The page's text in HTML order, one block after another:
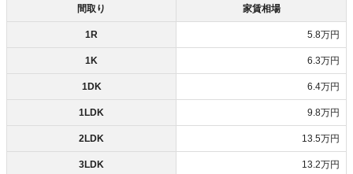
間取り 家賃相場
1R 5.8万円
1K 6.3万円
1DK 6.4万円
1LDK 9.8万円
2LDK 13.5万円
3LDK 13.2万円